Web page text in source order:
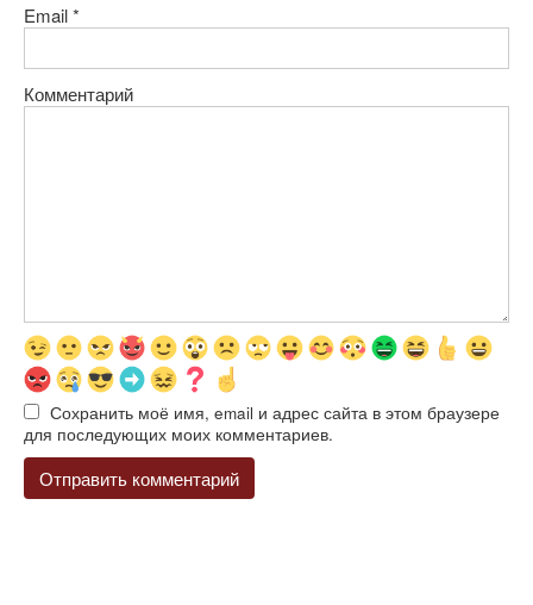
Email*
Комментарий
Сохранить моё имя, email и адрес сайта в этом браузере
для последующих моих комментариев.